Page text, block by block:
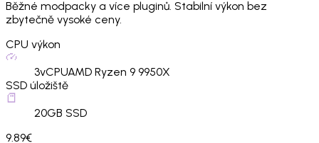
Běžné modpacky a více pluginů. Stabilní výkon bez
zbytečně vysoké ceny.
CPU výkon
3vCPUAMD Ryzen 9 9950X
SSD úložiště
20GB SSD
9.89€